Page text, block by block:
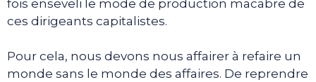
fois enseveli le mode de production macabre de
ces dirigeants capitalistes.
Pour cela, nous devons nous affairer à refaire un
monde sans le monde des affaires. De reprendre